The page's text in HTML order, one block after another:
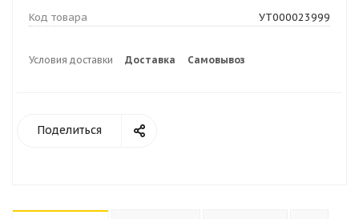
Код товара УТ000023999
Условия доставки Доставка Самовывоз
Поделиться